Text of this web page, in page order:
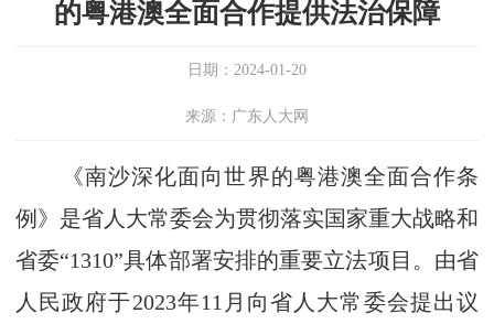
的粤港澳全面合作提供法治保障
日期：2024-01-20
来源：广东人大网
《南沙深化面向世界的粤港澳全面合作条
例》是省人大常委会为贯彻落实国家重大战略和
省委“1310”具体部署安排的重要立法项目。由省
人民政府于2023年11月向省人大常委会提出议